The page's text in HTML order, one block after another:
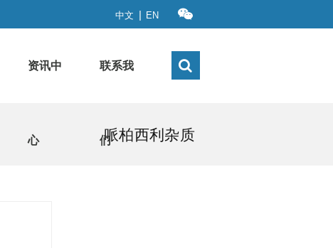
中文 | EN
资讯中
心
联系我
们哌柏西利杂质